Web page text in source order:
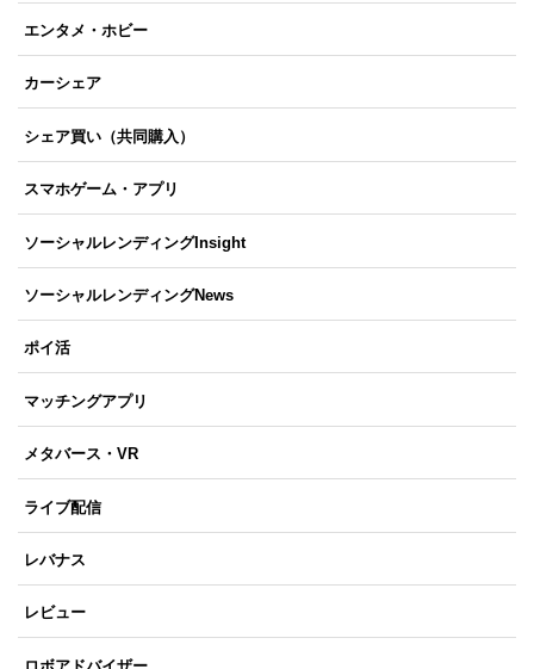
エンタメ・ホビー
カーシェア
シェア買い（共同購入）
スマホゲーム・アプリ
ソーシャルレンディングInsight
ソーシャルレンディングNews
ポイ活
マッチングアプリ
メタバース・VR
ライブ配信
レバナス
レビュー